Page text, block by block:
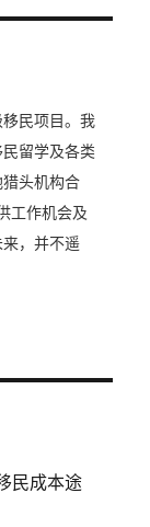
民项目。我
留学及各类
头机构合
工作机会及
，并不遥
民成本途